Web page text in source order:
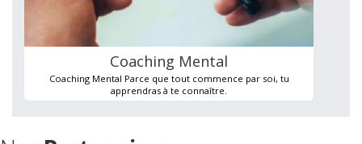
Coaching Mental
Coaching Mental Parce que tout commence par soi, tu
apprendras à te connaître.